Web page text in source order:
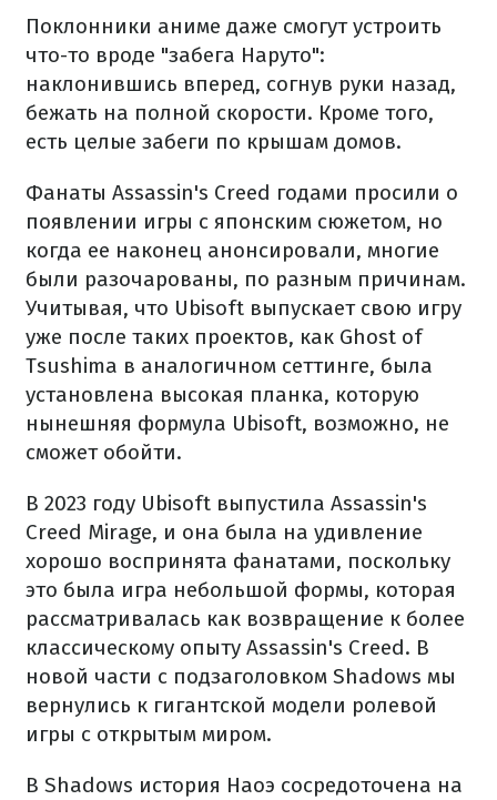
Поклонники аниме даже смогут устроить
что-то вроде "забега Наруто":
наклонившись вперед, согнув руки назад,
бежать на полной скорости. Кроме того,
есть целые забеги по крышам домов.
Фанаты Assassin's Creed годами просили о
появлении игры с японским сюжетом, но
когда ее наконец анонсировали, многие
были разочарованы, по разным причинам.
Учитывая, что Ubisoft выпускает свою игру
уже после таких проектов, как Ghost of
Tsushima в аналогичном сеттинге, была
установлена высокая планка, которую
нынешняя формула Ubisoft, возможно, не
сможет обойти.
В 2023 году Ubisoft выпустила Assassin's
Creed Mirage, и она была на удивление
хорошо воспринята фанатами, поскольку
это была игра небольшой формы, которая
рассматривалась как возвращение к более
классическому опыту Assassin's Creed. В
новой части с подзаголовком Shadows мы
вернулись к гигантской модели ролевой
игры с открытым миром.
В Shadows история Наоэ сосредоточена на